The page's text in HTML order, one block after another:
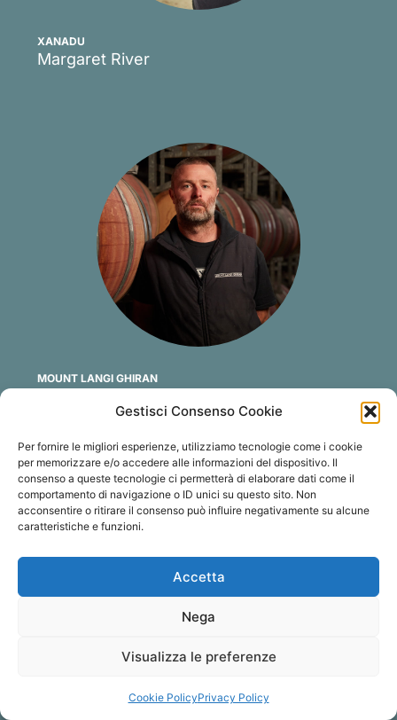
Gestisci Consenso Cookie
Per fornire le migliori esperienze, utilizziamo tecnologie come i cookie
per memorizzare e/o accedere alle informazioni del dispositivo. Il
consenso a queste tecnologie ci permetterà di elaborare dati come il
comportamento di navigazione o ID unici su questo sito. Non
acconsentire o ritirare il consenso può influire negativamente su alcune
caratteristiche e funzioni.
Accetta
Nega
Visualizza le preferenze
Cookie PolicyPrivacy Policy
XANADU
Margaret River
MOUNT LANGI GHIRAN
Scopri